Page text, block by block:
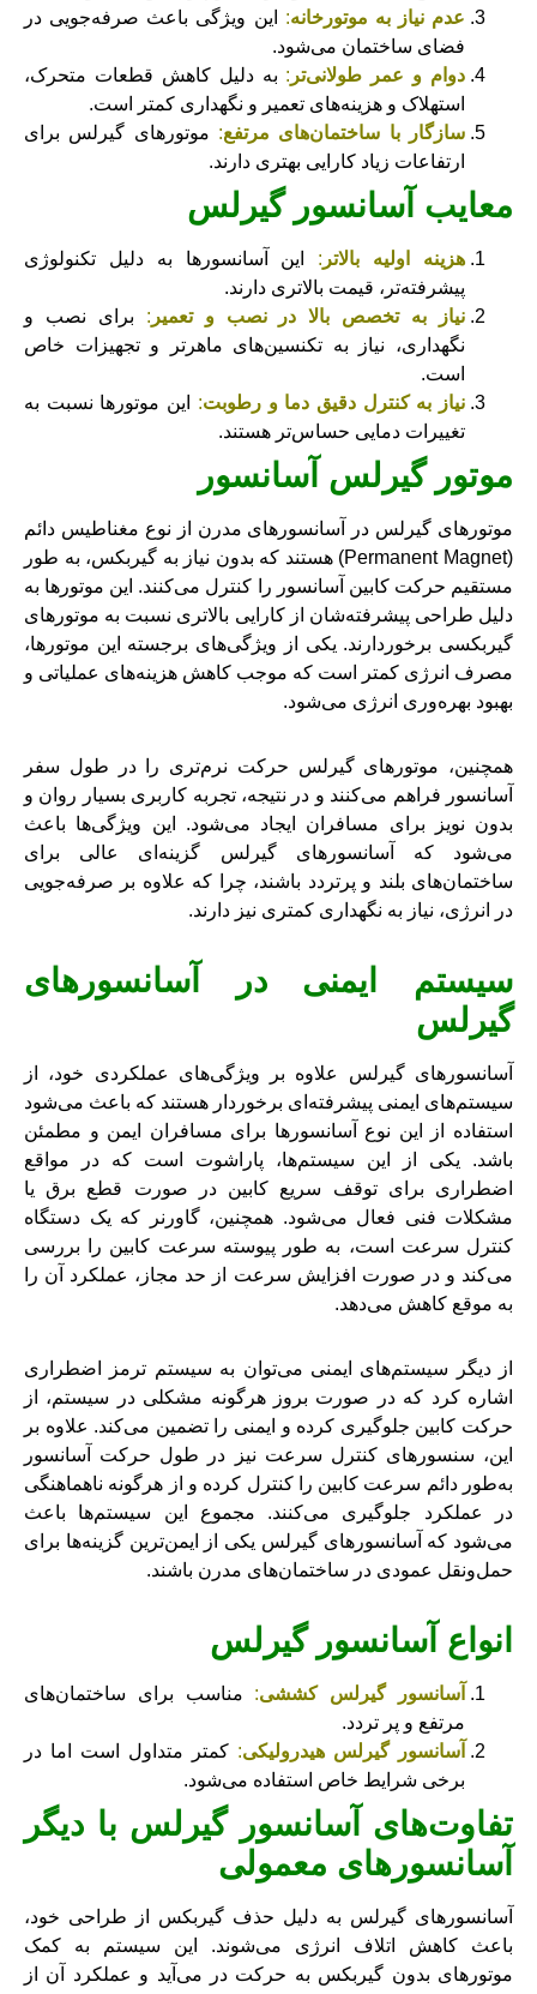
عدم نیاز به موتورخانه: این ویژگی باعث صرفه‌جویی در
فضای ساختمان می‌شود.
دوام و عمر طولانی‌تر : به دلیل کاهش قطعات متحرک،
استهلاک و هزینه‌های تعمیر و نگهداری کمتر است.
سازگار با ساختمان‌های مرتفع: موتورهای گیرلس برای
ارتفاعات زیاد کارایی بهتری دارند.
معایب آسانسور گیرلس
هزینه اولیه بالاتر : این آسانسورها به دلیل تکنولوژی
پیشرفته‌تر، قیمت بالاتری دارند.
نیاز به تخصص بالا در نصب و تعمیر : برای نصب و
نگهداری، نیاز به تکنسین‌های ماهرتر و تجهیزات خاص
است.
نیاز به کنترل دقیق دما و رطوبت: این موتورها نسبت به
تغییرات دمایی حساس‌تر هستند.
موتور گیرلس آسانسور
موتورهای گیرلس در آسانسورهای مدرن از نوع مغناطیس دائم
(Permanent Magnet) هستند که بدون نیاز به گیربکس، به طور
مستقیم حرکت کابین آسانسور را کنترل می‌کنند. این موتورها به
دلیل طراحی پیشرفته‌شان از کارایی بالاتری نسبت به موتورهای
گیربکسی برخوردارند. یکی از ویژگی‌های برجسته این موتورها،
مصرف انرژی کمتر است که موجب کاهش هزینه‌های عملیاتی و
بهبود بهره‌وری انرژی می‌شود.
همچنین، موتورهای گیرلس حرکت نرم‌تری را در طول سفر
آسانسور فراهم می‌کنند و در نتیجه، تجربه کاربری بسیار روان و
بدون نویز برای مسافران ایجاد می‌شود. این ویژگی‌ها باعث
می‌شود که آسانسورهای گیرلس گزینه‌ای عالی برای
ساختمان‌های بلند و پرتردد باشند، چرا که علاوه بر صرفه‌جویی
در انرژی، نیاز به نگهداری کمتری نیز دارند.
سیستم ایمنی در آسانسورهای
گیرلس
آسانسورهای گیرلس علاوه بر ویژگی‌های عملکردی خود، از
سیستم‌های ایمنی پیشرفته‌ای برخوردار هستند که باعث می‌شود
استفاده از این نوع آسانسورها برای مسافران ایمن و مطمئن
باشد. یکی از این سیستم‌ها، پاراشوت است که در مواقع
اضطراری برای توقف سریع کابین در صورت قطع برق یا
مشکلات فنی فعال می‌شود. همچنین، گاورنر که یک دستگاه
کنترل سرعت است، به طور پیوسته سرعت کابین را بررسی
می‌کند و در صورت افزایش سرعت از حد مجاز، عملکرد آن را
به موقع کاهش می‌دهد.
از دیگر سیستم‌های ایمنی می‌توان به سیستم ترمز اضطراری
اشاره کرد که در صورت بروز هرگونه مشکلی در سیستم، از
حرکت کابین جلوگیری کرده و ایمنی را تضمین می‌کند. علاوه بر
این، سنسورهای کنترل سرعت نیز در طول حرکت آسانسور
به‌طور دائم سرعت کابین را کنترل کرده و از هرگونه ناهماهنگی
در عملکرد جلوگیری می‌کنند. مجموع این سیستم‌ها باعث
می‌شود که آسانسورهای گیرلس یکی از ایمن‌ترین گزینه‌ها برای
حمل‌ونقل عمودی در ساختمان‌های مدرن باشند.
انواع آسانسور گیرلس
آسانسور گیرلس کششی: مناسب برای ساختمان‌های
مرتفع و پر تردد.
آسانسور گیرلس هیدرولیکی: کمتر متداول است اما در
برخی شرایط خاص استفاده می‌شود.
تفاوت‌های آسانسور گیرلس با دیگر
آسانسورهای معمولی
آسانسورهای گیرلس به دلیل حذف گیربکس از طراحی خود،
باعث کاهش اتلاف انرژی می‌شوند. این سیستم به کمک
موتورهای بدون گیربکس به حرکت در می‌آید و عملکرد آن از